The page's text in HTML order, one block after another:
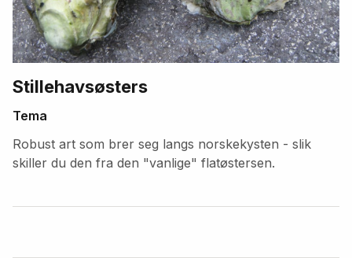
Stillehavsøsters
Tema
Robust art som brer seg langs norskekysten - slik
skiller du den fra den "vanlige" flatøstersen.